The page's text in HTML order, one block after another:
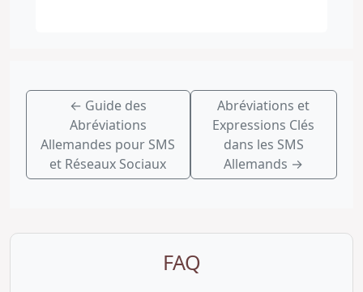
← Guide des
Abréviations
Allemandes pour SMS
et Réseaux Sociaux
Abréviations et
Expressions Clés
dans les SMS
Allemands →
FAQ